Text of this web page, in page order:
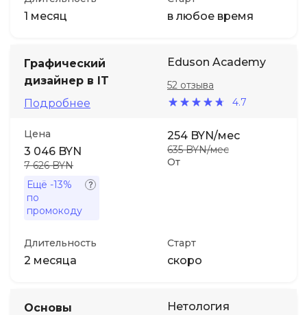
1 месяц в любое время
Графический
дизайнер в IT
Подробнее
Eduson Academy
4.7
52 отзыва
Цена
3 046 BYN
7 626 BYN
Ещё -13%
по
промокоду
От
254 BYN/мес
635 BYN/мес
Длительность
2 месяца
Старт
скоро
Основы
Нетология